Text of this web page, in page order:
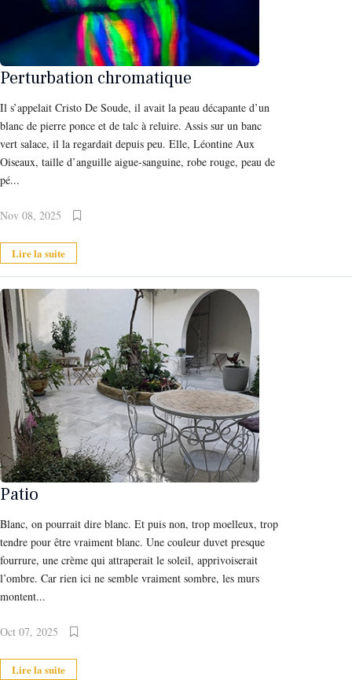
Perturbation chromatique
Il s’appelait Cristo De Soude, il avait la peau décapante d’un
blanc de pierre ponce et de talc à reluire. Assis sur un banc
vert salace, il la regardait depuis peu. Elle, Léontine Aux
Oiseaux, taille d’anguille aigue-sanguine, robe rouge, peau de
pé...
Nov 08, 2025
Lire la suite
Patio
Blanc, on pourrait dire blanc. Et puis non, trop moelleux, trop
tendre pour être vraiment blanc. Une couleur duvet presque
fourrure, une crème qui attraperait le soleil, apprivoiserait
l’ombre. Car rien ici ne semble vraiment sombre, les murs
montent...
Oct 07, 2025
Lire la suite